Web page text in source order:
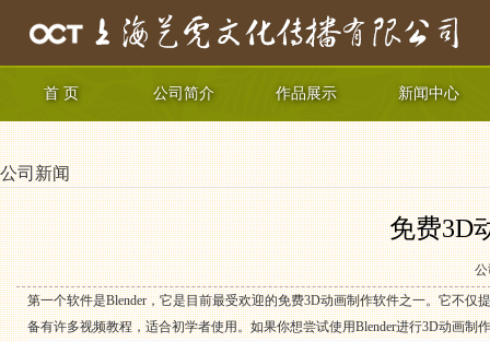
首 页 公司简介 作品展示 新闻中心
公司新闻
免费3D
公
第一个软件是Blender，它是目前最受欢迎的免费3D动画制作软件之一。它不
备有许多视频教程，适合初学者使用。如果你想尝试使用Blender进行3D动画制